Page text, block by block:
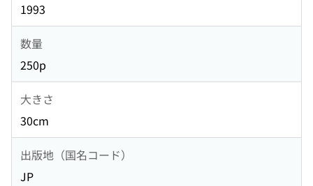
1993
数量
250p
大きさ
30cm
出版地（国名コード）
JP